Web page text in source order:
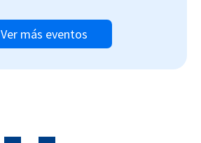
Ver más eventos